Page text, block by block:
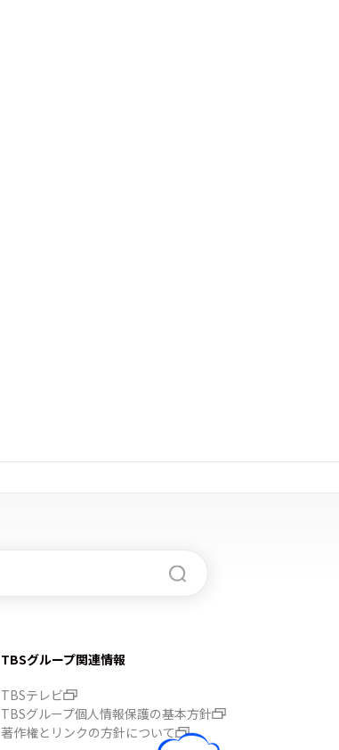
TBSグループ関連情報
TBSテレビ
TBSグループ個人情報保護の基本方針
著作権とリンクの方針について